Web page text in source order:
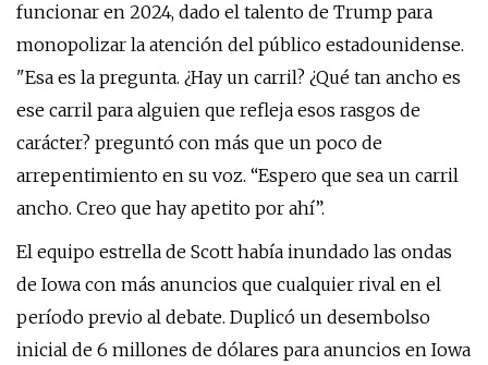
funcionar en 2024, dado el talento de Trump para
monopolizar la atención del público estadounidense.
"Esa es la pregunta. ¿Hay un carril? ¿Qué tan ancho es
ese carril para alguien que refleja esos rasgos de
carácter? preguntó con más que un poco de
arrepentimiento en su voz. “Espero que sea un carril
ancho. Creo que hay apetito por ahí”.
El equipo estrella de Scott había inundado las ondas
de Iowa con más anuncios que cualquier rival en el
período previo al debate. Duplicó un desembolso
inicial de 6 millones de dólares para anuncios en Iowa